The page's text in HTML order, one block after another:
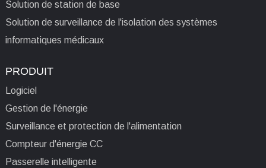
Solution de station de base
Solution de surveillance de l'isolation des systèmes
informatiques médicaux
PRODUIT
Logiciel
Gestion de l'énergie
Surveillance et protection de l'alimentation
Compteur d'énergie CC
Passerelle intelligente